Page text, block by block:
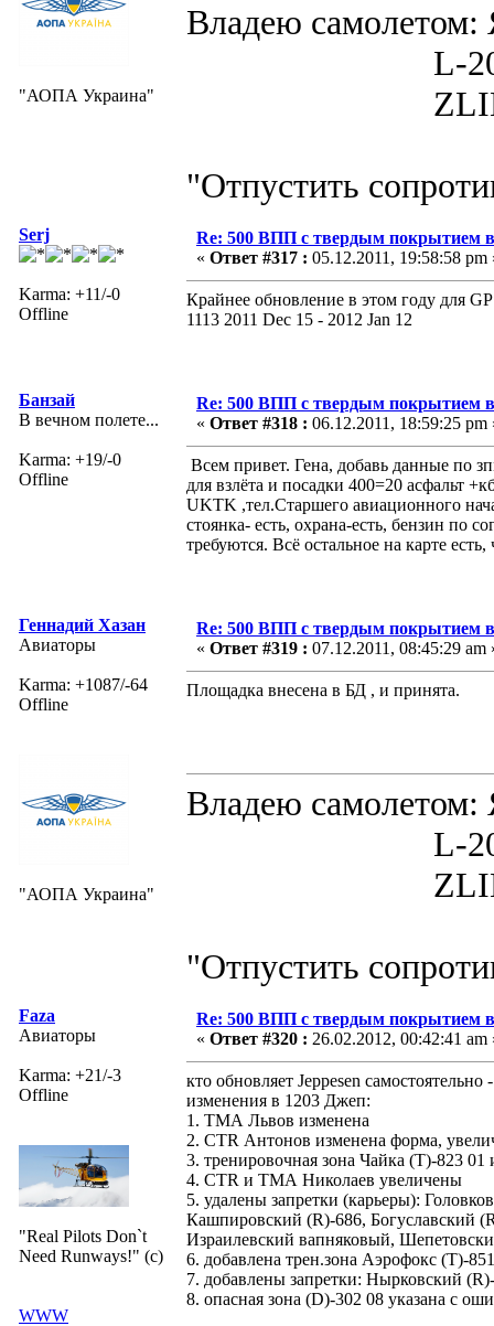
"АОПА Украина"
Владею
L-200D
ZLIN 526
"Отпустить
Serj
Karma: +11/-0
Offline
Re: 500 ВПП с твердым покрытием
« Ответ #317 : 05.12.2011, 19:58:58 pm
Крайнее обновление в этом году для
1113 2011 Dec 15 - 2012 Jan 12
Банзай
В вечном полете...
Karma: +19/-0
Offline
Re: 500 ВПП с твердым покрытием
« Ответ #318 : 06.12.2011, 18:59:25 pm
Всем привет. Гена, добавь данные по
для взлёта и посадки 400=20 асфальт
UKTK ,тел.Старшего авиационного
стоянка- есть, охрана-есть, бензин по
требуются. Всё остальное на карте
Геннадий Хазан
Авиаторы
Karma: +1087/-64
Offline
"АОПА Украина"
Re: 500 ВПП с твердым покрытием
« Ответ #319 : 07.12.2011, 08:45:29 am
Площадка внесена в БД , и принята.
Владею
L-200D
ZLIN 526
"Отпустить
Faza
Авиаторы
Karma: +21/-3
Offline
"Real Pilots Don`t
Need Runways!" (c)
WWW
Re: 500 ВПП с твердым покрытием
« Ответ #320 : 26.02.2012, 00:42:41 am
кто обновляет Jeppesen
изменения в 1203 Джеп:
1. ТМА Львов изменена
2. CTR Антонов изменена форма,
3. тренировочная зона Чайка (Т)-823
4. CTR и ТМА Николаев увеличены
5. удалены запретки (карьеры):
Кашпировский (R)-686, Богуславский
Израилевский вапняковый,
6. добавлена трен.зона Аэрофокс (Т)-
7. добавлены запретки: Нырковский
8. опасная зона (D)-302 08 указана с